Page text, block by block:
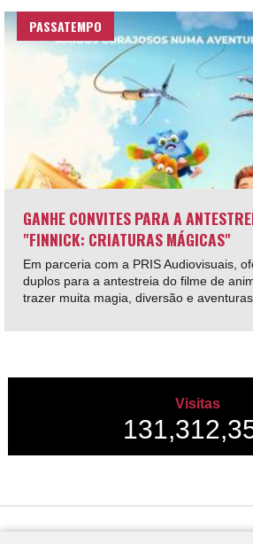
PASSATEMPO
GANHE CONVITES PARA A
"FINNICK: CRIATURAS MÁGICAS"
Em parceria com a PRIS Audiovisuais,
duplos para a antestreia do filme de
trazer muita magia, diversão e
Visitas